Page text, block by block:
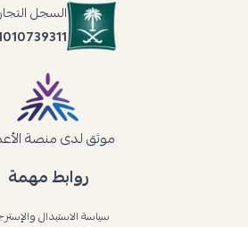
روابط مهمة
سياسة الاستبدال
السجل
موثق لدى منصة